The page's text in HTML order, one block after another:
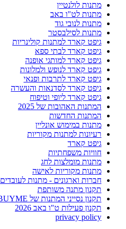
מתנות לולנטיין
מתנות לט"ו באב
מתנות לנובי גוד
מתנות לסילבסטר
גיפט קארד למתנות קולינריות
גיפט קארד לבתי ספא
גיפט קארד למותגי אופנה
גיפט קארד לנופש ולמלונות
גיפט קארד לתרבות ופנאי
גיפט קארד לסדנאות והעשרה
גיפט קארד ליופי וטיפוח
המתנות האהובות של 2025
המתנות החדשות
מתנות במימוש אונליין
רעיונות למתנות מקוריות
גיפט קארד
חוויות משפחתיות
מתנות מומלצות לחג
מתנות מקוריות לאישה
חברות וארגונים - מתנות לעובדים
תקנון מתנה משותפת
תקנון נסייני המתנות של BUYME
תקנון פעילות ט"ו באב 2026
privacy policy